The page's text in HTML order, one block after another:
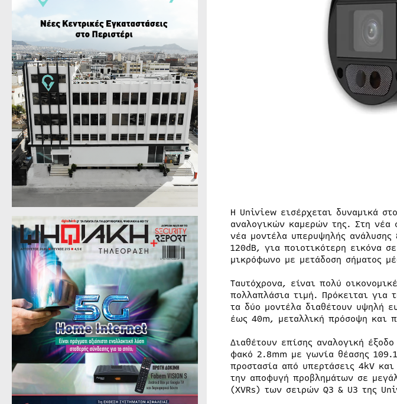
Η Uniview εισέρχεται δυναμικά
αναλογικών καμερών της. Στη
νέα μοντέλα υπερυψηλής
120dB, για ποιοτικότερη εικόνα
μικρόφωνο με μετάδοση σήματος
Ταυτόχρονα, είναι πολύ
πολλαπλάσια τιμή. Πρόκειται για
τα δύο μοντέλα διαθέτουν
έως 40m, μεταλλική πρόσοψη και
Διαθέτουν επίσης αναλογική
φακό 2.8mm με γωνία θέασης
προστασία από υπερτάσεις 4kV
την αποφυγή προβλημάτων σε
(XVRs) των σειρών Q3 & U3 της